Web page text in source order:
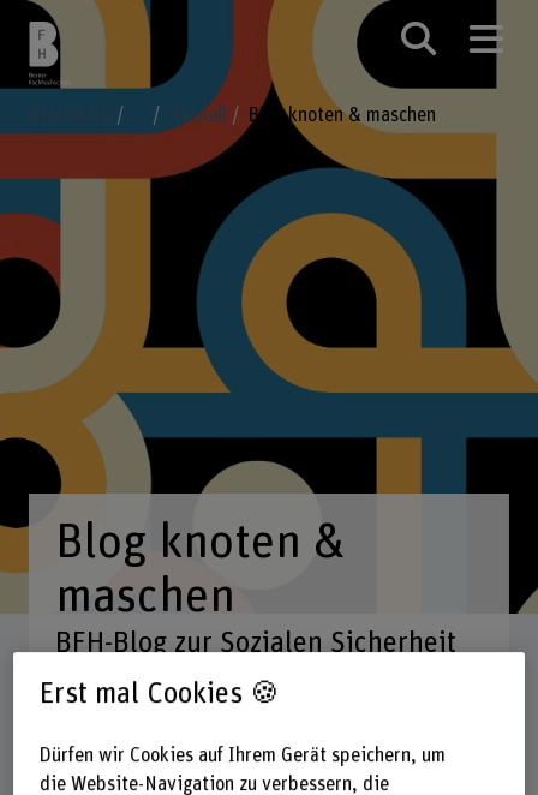
Aktuell Blog knoten & maschen
Blog knoten &
maschen
BFH-Blog zur Sozialen Sicherheit
Suchbegriff eingeben
Erst mal Cookies 🍪
Dürfen wir Cookies auf Ihrem Gerät speichern, um
die Website-Navigation zu verbessern, die